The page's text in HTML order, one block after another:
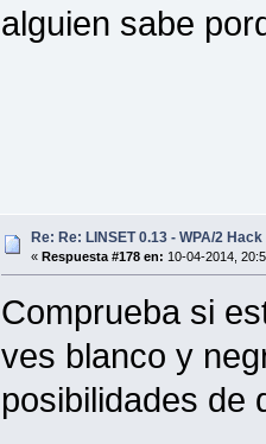
alguien sabe
Re: Re: LINSET 0.13 - WPA/2
« Respuesta #178 en: 10-04-2014,
Comprueba si
ves blanco y
posibilidades de